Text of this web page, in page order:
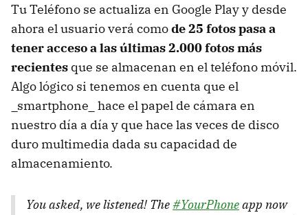
Tu Teléfono se actualiza en Google Play y desde
ahora el usuario verá comode 25 fotos pasa a
tener acceso a las últimas 2.000 fotos más
recientes que se almacenan en el teléfono móvil.
Algo lógico si tenemos en cuenta que el
_smartphone_ hace el papel de cámara en
nuestro día a día y que hace las veces de disco
duro multimedia dada su capacidad de
almacenamiento.
You asked, we listened! The#YourPhoneapp now